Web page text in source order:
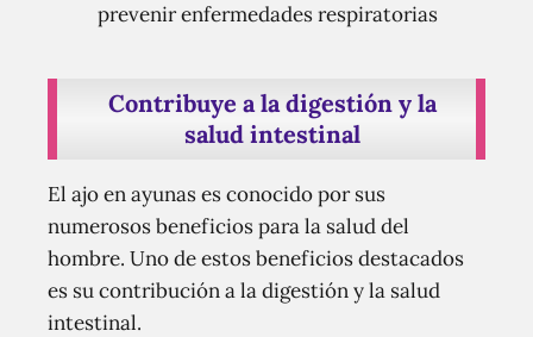
prevenir enfermedades respiratorias
Contribuye a la digestión y la
salud intestinal
El ajo en ayunas es conocido por sus
numerosos beneficios para la salud del
hombre. Uno de estos beneficios destacados
es su contribución a la digestión y la salud
intestinal.